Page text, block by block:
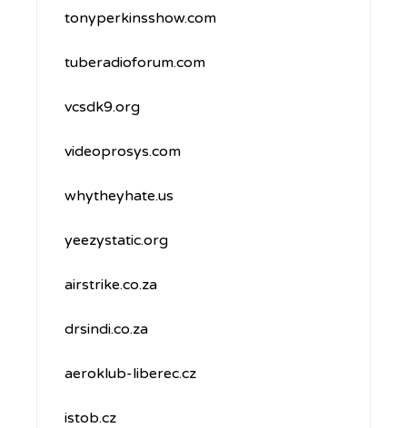
tonyperkinsshow.com
tuberadioforum.com
vcsdk9.org
videoprosys.com
whytheyhate.us
yeezystatic.org
airstrike.co.za
drsindi.co.za
aeroklub-liberec.cz
istob.cz